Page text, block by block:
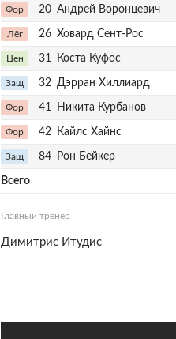
Фор 20 Андрей Воронцевич
Лёг 26 Ховард Сент-Рос
Цен 31 Коста Куфос
Защ 32 Дэрран Хиллиард
Фор 41 Никита Курбанов
Фор 42 Кайлс Хайнс
Защ 84 Рон Бейкер
Всего
Главный тренер
Димитрис Итудис